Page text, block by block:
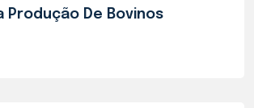
Produção De Bovinos